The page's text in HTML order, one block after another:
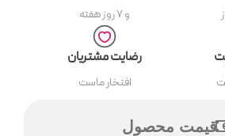
و ۷ روز هفته
رضایت مشتریان
افتخار ماست
قیمت محصول